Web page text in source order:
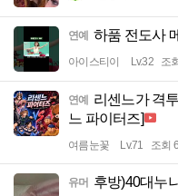
연예 하품 전도사
아이스티이 Lv.32 조
연예
리센느가 격
느 파이터즈]
여름눈꽃 Lv.71 조회
유머 후방)40대누